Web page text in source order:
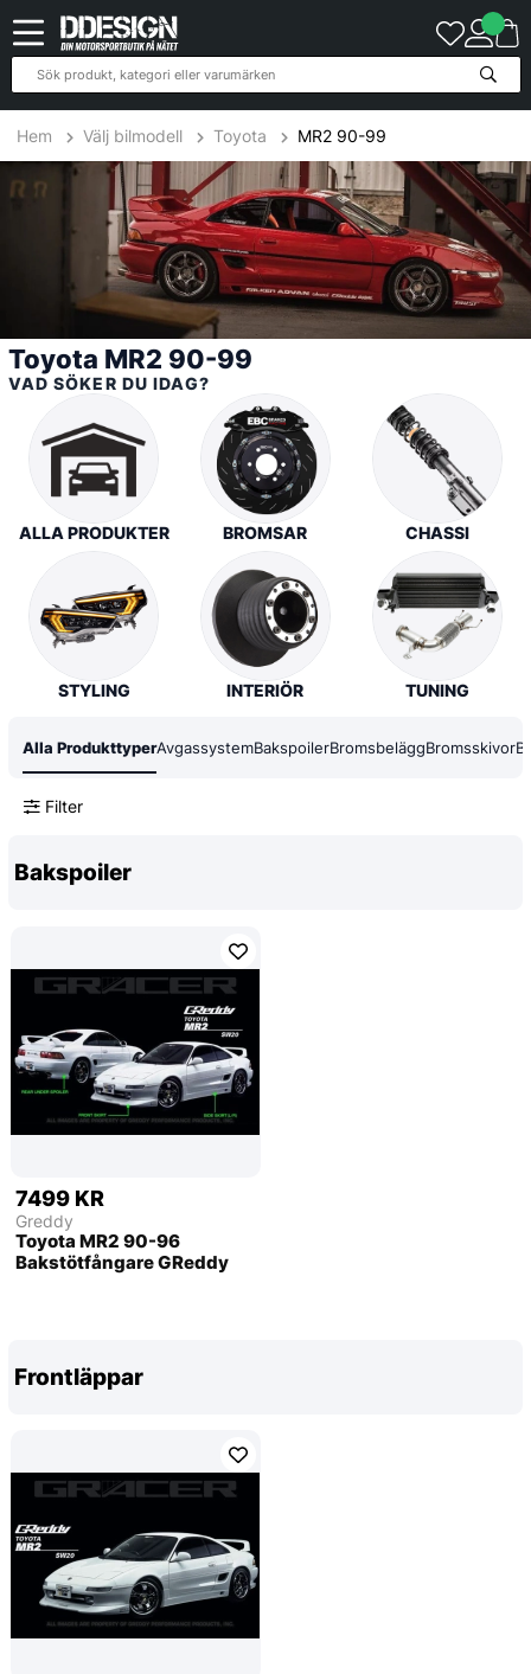
Hem Välj bilmodell Toyota MR2 90-99
Toyota MR2 90-99
VAD SÖKER DU IDAG?
ALLA PRODUKTER BROMSAR CHASSI
STYLING INTERIÖR TUNING
Alla ProdukttyperAvgassystemBakspoilerBromsbeläggBromsskivor
Filter
191 Produkter
Bakspoiler
7499 KR
Greddy
Toyota MR2 90-96
Bakstötfångare GReddy
Frontläppar